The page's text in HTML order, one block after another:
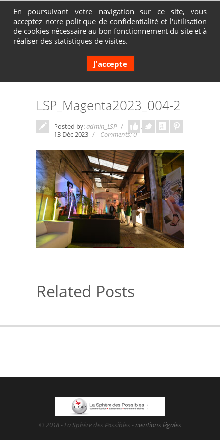
Contactez-nous au 04 72 65 05 80
LSP_Magenta2023_004-2
Posted by:admin_LSP
In:
13 Déc 2023
Comments: 0
Related Posts
© 2018 - La Sphère des Possibles -mentions légales
En poursuivant votre navigation sur ce site, vous
acceptez notre politique de confidentialité et l'utilisation
de cookies nécessaire au bon fonctionnement du site et à
réaliser des statistiques de visites.
J'accepte